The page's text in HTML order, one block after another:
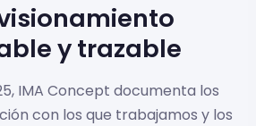
y trazable
IMA Concept documenta los
con los que trabajamos y los